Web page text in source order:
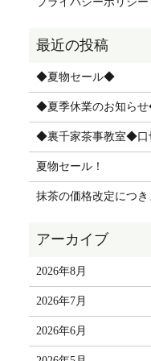
◆夏物セール◆
◆夏季休業のお知ら
◆裏千家茶事教室◆口
夏物セール！
抹茶の価格改定につき
2026年8月
2026年7月
2026年6月